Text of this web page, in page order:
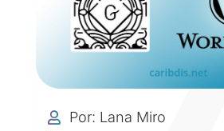
 Por: Lana Miro